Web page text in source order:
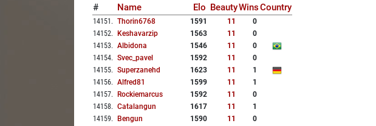
# Name Elo BeautyWinsCountry
14151 . Thorin6768 1591 11
0
14152. Keshavarzip 1563 11
0
14153. Albidona 1546 11
0
14154. Svec_pavel 1592 11
0
14155. Superzanehd 1623 11
1
14156. Alfred81 1599 11
1
14157. Rockiemarcus 1592 11
0
14158. Catalangun 1617 11
1
14159. Bengun 1590 11
0